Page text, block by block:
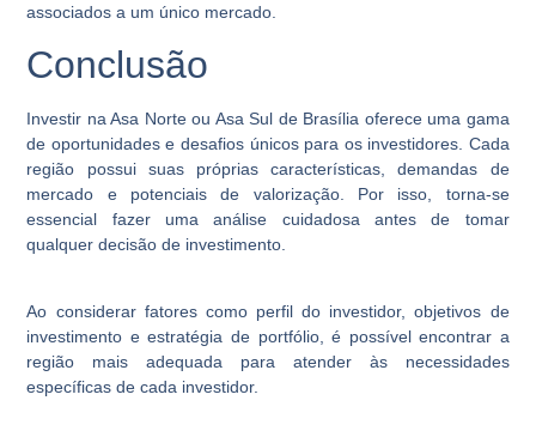
associados a um único mercado.
Conclusão
Investir na Asa Norte ou Asa Sul de Brasília oferece uma gama
de oportunidades e desafios únicos para os investidores. Cada
região possui suas próprias características, demandas de
mercado e potenciais de valorização. Por isso, torna-se
essencial fazer uma análise cuidadosa antes de tomar
qualquer decisão de investimento.
Ao considerar fatores como perfil do investidor, objetivos de
investimento e estratégia de portfólio, é possível encontrar a
região mais adequada para atender às necessidades
específicas de cada investidor.